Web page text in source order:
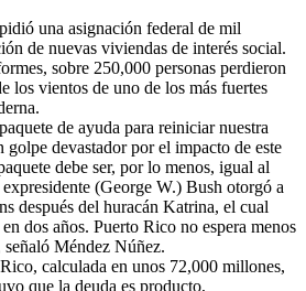
una asignación federal de mil
de nuevas viviendas de interés social.
sobre 250,000 personas perdieron
los vientos de uno de los más fuertes
de ayuda para reiniciar nuestra
devastador por el impacto de este
debe ser, por lo menos, igual al
(George W.) Bush otorgó a
después del huracán Katrina, el cual
dos años. Puerto Rico no espera menos
Méndez Núñez.
calculada en unos 72,000 millones,
que la deuda es producto,